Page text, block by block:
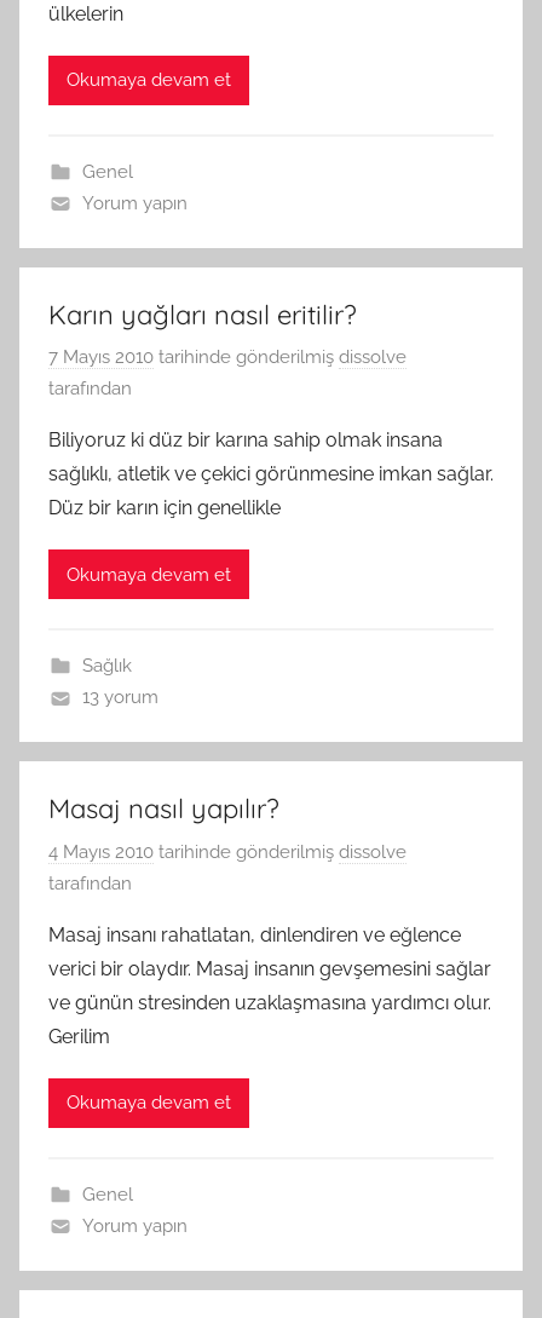
ülkelerin
Okumaya devam et
Genel
Yorum yapın
Karın yağları nasıl eritilir?
7 Mayıs 2010 tarihinde gönderilmiş dissolve
tarafından
Biliyoruz ki düz bir karına sahip olmak insana
sağlıklı, atletik ve çekici görünmesine imkan sağlar.
Düz bir karın için genellikle
Okumaya devam et
Sağlık
13 yorum
Masaj nasıl yapılır?
4 Mayıs 2010 tarihinde gönderilmiş dissolve
tarafından
Masaj insanı rahatlatan, dinlendiren ve eğlence
verici bir olaydır. Masaj insanın gevşemesini sağlar
ve günün stresinden uzaklaşmasına yardımcı olur.
Gerilim
Okumaya devam et
Genel
Yorum yapın